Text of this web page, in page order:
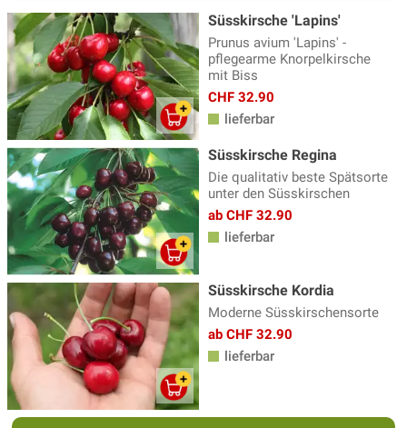
Süsskirsche 'Lapins'
Prunus avium 'Lapins' -
pflegearme Knorpelkirsche
mit Biss
CHF 32.90
lieferbar
Süsskirsche Regina
Die qualitativ beste Spätsorte
unter den Süsskirschen
ab CHF 32.90
lieferbar
Süsskirsche Kordia
Moderne Süsskirschensorte
ab CHF 32.90
lieferbar